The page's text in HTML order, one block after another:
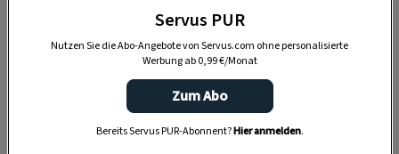
egomanischen Spielleiter ein grausames Ende
bereitet zu haben. Doch wem aus dem Ensemble
ist es zuzutrauen, einen Mord zu inszenieren?
Die theatererfahreneChefinspektorin Antonia
von der Kripo St. Pölten ermittelt unter den
Mimen – hinter der Bühne sind diese schließlich
Servus PUR
Nutzen Sie die Abo-Angebote von Servus.com ohne personalisierte
Werbung ab 0,99 €/Monat
Zum Abo
Bereits Servus PUR-Abonnent?Hier anmelden.